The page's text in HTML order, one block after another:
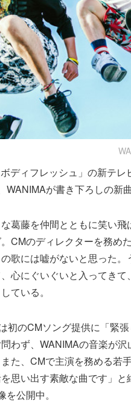
ディフレッシュ」の新テ
WANIMAが書き下ろしの新
葛藤を仲間とともに笑い
CMのディレクターを務め
歌には嘘がないと思った
心にぐいぐいと入ってき
ている。
初のCMソング提供に「緊
わず、WANIMAの音楽が
た、CMで主演を務める若
思い出す素敵な曲です」
公開中。